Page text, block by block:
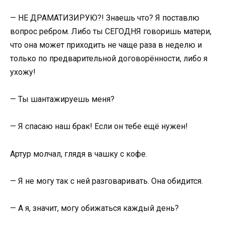
— НЕ ДРАМАТИЗИРУЮ?! Знаешь что? Я поставлю
вопрос ребром. Либо ты СЕГОДНЯ говоришь матери,
что она может приходить не чаще раза в неделю и
только по предварительной договорённости, либо я
ухожу!
— Ты шантажируешь меня?
— Я спасаю наш брак! Если он тебе ещё нужен!
Артур молчал, глядя в чашку с кофе.
— Я не могу так с ней разговаривать. Она обидится.
— А я, значит, могу обижаться каждый день?